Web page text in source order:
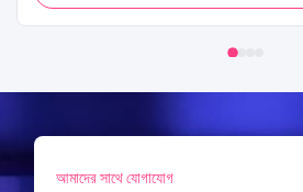
আমাদের সাথে যোগাযোগ